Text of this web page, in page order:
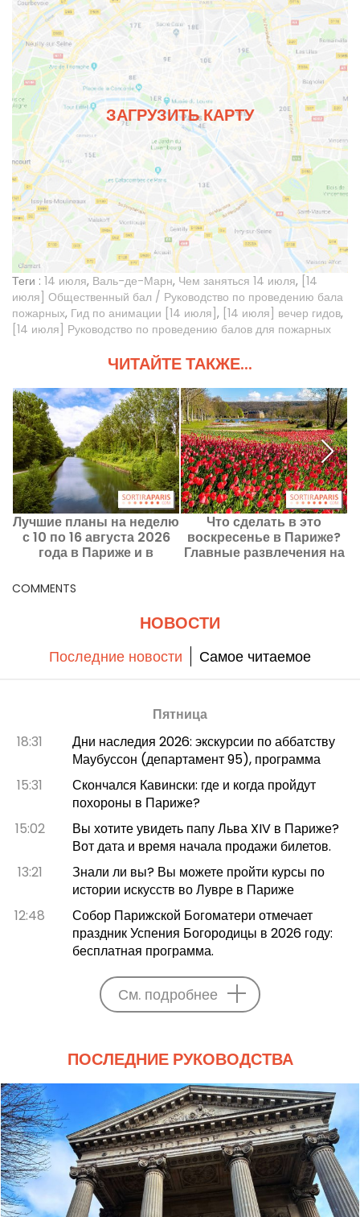
ЗАГРУЗИТЬ КАРТУ
Теги : 14 июля, Валь-де-Марн, Чем заняться 14 июля, [14
июля] Общественный бал / Руководство по проведению бала
пожарных, Гид по анимации [14 июля] , [14 июля] вечер гидов,
[14 июля] Руководство по проведению балов для пожарных
ЧИТАЙТЕ ТАКЖЕ...
Лучшие планы на неделю
с 10 по 16 августа 2026
года в Париже и в
Что сделать в это
воскресенье в Париже?
Главные развлечения на
COMMENTS
НОВОСТИ
Последние новости Самое читаемое
Пятница
18:31
Дни наследия 2026: экскурсии по аббатству
Маубуссон (департамент 95), программа
15:31
Скончался Кавински: где и когда пройдут
похороны в Париже?
15:02
Вы хотите увидеть папу Льва XIV в Париже?
Вот дата и время начала продажи билетов.
13:21
Знали ли вы? Вы можете пройти курсы по
истории искусств во Лувре в Париже
12:48
Собор Парижской Богоматери отмечает
праздник Успения Богородицы в 2026 году:
бесплатная программа.
См. подробнее
ПОСЛЕДНИЕ РУКОВОДСТВА